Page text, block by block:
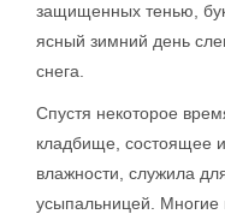
защищенных тенью,
ясный зимний день
снега.
Спустя некоторое
кладбище, состоящее
влажности, служила
усыпальницей. Многие